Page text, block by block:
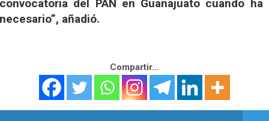
convocatoria del PAN en Guanajuato cuando ha
necesario”, añadió.
Compartir...